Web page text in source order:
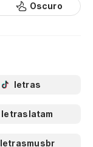
Oscuro
letras
letraslatam
letrasmusbr